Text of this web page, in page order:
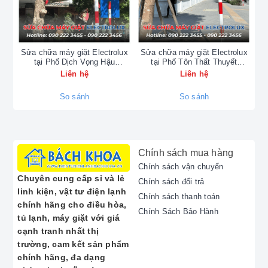
và Sửa Chữa Sản Phẩm
BOSCH
Chúng tôi chuyên tiếp nhận và xử lý các yêu cầu bảo
sửa chữa BOSCH tại Hà Nội
và sửa chữa
ngoài bảo hành đối với toàn bộ dải sản phẩm
điều khiển, hoặc các vấn đề liên quan đến
**bảo hành tủ lạnh BOSCH**.
Sửa máy giặt BOSCH:Chuyên xử lý lỗi máy
không quay, không cấp/thoát nước, rung lắc
mạnh, hoặc các lỗi hiển thị trên màn hình.
Cung cấp dịch vụ **bảo dưỡng máy giặt
BOSCH** định kỳ.
Sửa máy rửa bát BOSCH:
không rửa sạch, không sấy khô, không thoát
Sửa chữa máy giặt Electrolux
tại Phố Dịch Vọng Hậu
0902223456
Liên hệ
So sánh
Sửa chữa máy giặt Electrolux
tại Phố Tôn Thất Thuyết
0902223456
Liên hệ
So sánh
Chuyên cung cấp sỉ và lẻ
linh kiện, vật tư điện lạnh
chính hãng cho điều hòa,
tủ lạnh, máy giặt với giá
cạnh tranh nhất thị
trường, cam kết sản phẩm
chính hãng, đa dạng
Chính sách mua hàng
Chính sách vận chuyển
Chính sách đổi trả
Chính sách thanh toán
Chính Sách Bảo Hành